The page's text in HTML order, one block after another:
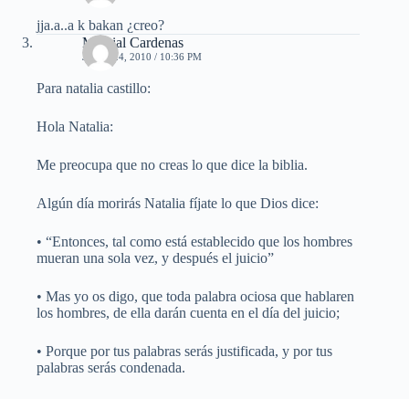
jja.a..a k bakan ¿creo?
Marcial Cardenas
JULIO 24, 2010 / 10:36 PM
Para natalia castillo:
Hola Natalia:
Me preocupa que no creas lo que dice la biblia.
Algún día morirás Natalia fíjate lo que Dios dice:
• “Entonces, tal como está establecido que los hombres
mueran una sola vez, y después el juicio”
• Mas yo os digo, que toda palabra ociosa que hablaren
los hombres, de ella darán cuenta en el día del juicio;
• Porque por tus palabras serás justificada, y por tus
palabras serás condenada.